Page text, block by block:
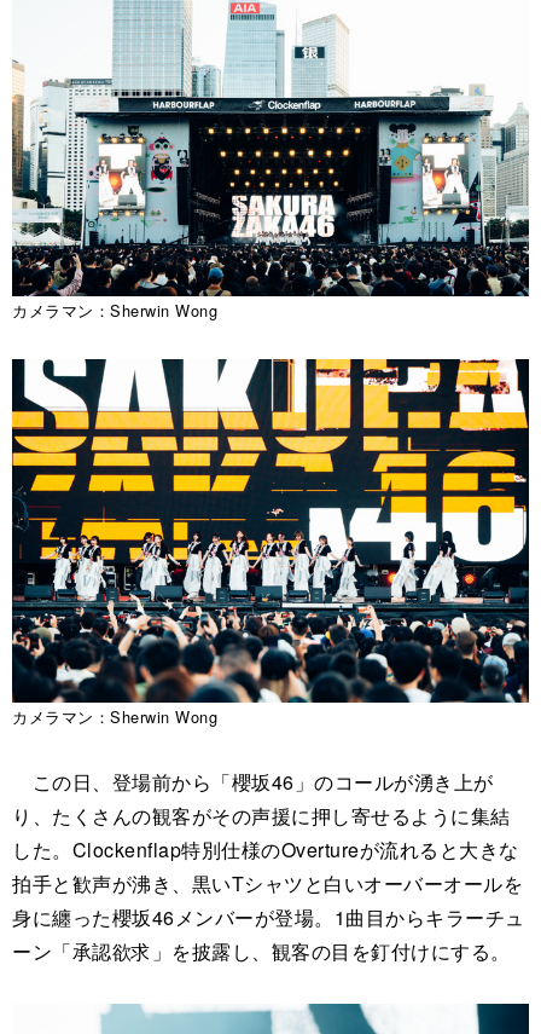
カメラマン：Sherwin Wong
カメラマン：Sherwin Wong
この日、登場前から「櫻坂46」のコールが湧き上が
り、たくさんの観客がその声援に押し寄せるように集結
した。Clockenflap特別仕様のOvertureが流れると大きな
拍手と歓声が沸き、黒いTシャツと白いオーバーオールを
身に纏った櫻坂46メンバーが登場。1曲目からキラーチュ
ーン「承認欲求」を披露し、観客の目を釘付けにする。